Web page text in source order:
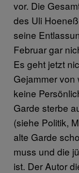
vor. Die
des Uli
seine
Februar gar
Es geht jetzt
Gejammer von
keine
Garde sterbe
(siehe Politik,
alte Garde
muss und die
ist. Der Autor